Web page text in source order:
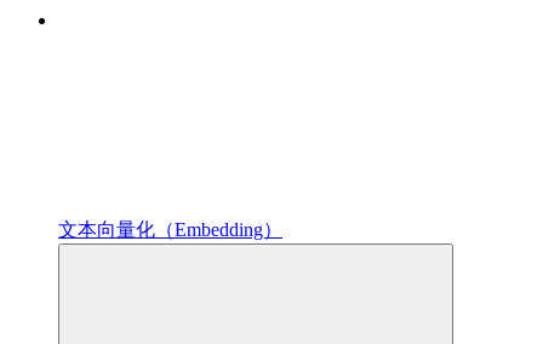
文本向量化（Embedding）